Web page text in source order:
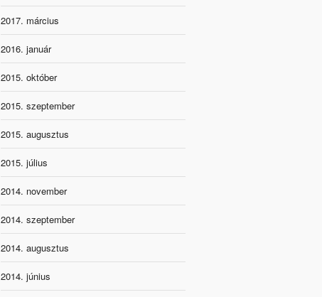
2017. március
2016. január
2015. október
2015. szeptember
2015. augusztus
2015. július
2014. november
2014. szeptember
2014. augusztus
2014. június